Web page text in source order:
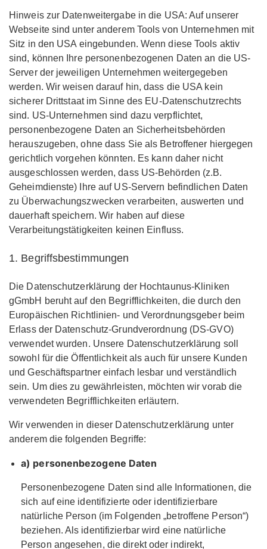
Hinweis zur Datenweitergabe in die USA: Auf unserer
Webseite sind unter anderem Tools von Unternehmen mit
Sitz in den USA eingebunden. Wenn diese Tools aktiv
sind, können Ihre personenbezogenen Daten an die US-
Server der jeweiligen Unternehmen weitergegeben
werden. Wir weisen darauf hin, dass die USA kein
sicherer Drittstaat im Sinne des EU-Datenschutzrechts
sind. US-Unternehmen sind dazu verpflichtet,
personenbezogene Daten an Sicherheitsbehörden
herauszugeben, ohne dass Sie als Betroffener hiergegen
gerichtlich vorgehen könnten. Es kann daher nicht
ausgeschlossen werden, dass US-Behörden (z.B.
Geheimdienste) Ihre auf US-Servern befindlichen Daten
zu Überwachungszwecken verarbeiten, auswerten und
dauerhaft speichern. Wir haben auf diese
Verarbeitungstätigkeiten keinen Einfluss.
1. Begriffsbestimmungen
Die Datenschutzerklärung der Hochtaunus-Kliniken
gGmbH beruht auf den Begrifflichkeiten, die durch den
Europäischen Richtlinien- und Verordnungsgeber beim
Erlass der Datenschutz-Grundverordnung (DS-GVO)
verwendet wurden. Unsere Datenschutzerklärung soll
sowohl für die Öffentlichkeit als auch für unsere Kunden
und Geschäftspartner einfach lesbar und verständlich
sein. Um dies zu gewährleisten, möchten wir vorab die
verwendeten Begrifflichkeiten erläutern.
Wir verwenden in dieser Datenschutzerklärung unter
anderem die folgenden Begriffe:
a) personenbezogene Daten
Personenbezogene Daten sind alle Informationen, die
sich auf eine identifizierte oder identifizierbare
natürliche Person (im Folgenden „betroffene Person“)
beziehen. Als identifizierbar wird eine natürliche
Person angesehen, die direkt oder indirekt,